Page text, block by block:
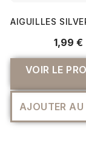
AIGUILLES
1,99 €
VOIR LE
AJOUTER AU